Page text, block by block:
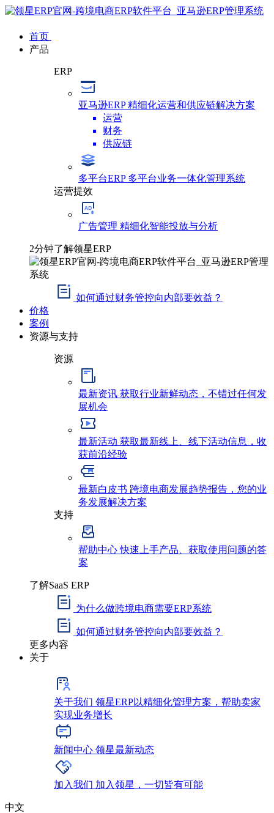
首页
产品
ERP
亚马逊ERP精细化运营和供应链解决方案
运营
财务
供应链
多平台ERP 多平台业务一体化管理系统
运营提效
广告管理 精细化智能投放与分析
2分钟了解领星ERP
如何通过财务管控向内部要效益？
价格
案例
资源与支持
资源
最新资讯 获取行业新鲜动态，不错过任何发
展机会
最新活动 获取最新线上、线下活动信息，收
获前沿经验
最新白皮书 跨境电商发展趋势报告，您的业
务发展解决方案
支持
帮助中心快速上手产品、获取使用问题的答
案
了解SaaS ERP
为什么做跨境电商需要ERP系统
如何通过财务管控向内部要效益？
更多内容
关于
关于我们 领星ERP以精细化管理方案，帮助卖家
实现业务增长
新闻中心 领星最新动态
加入我们 加入领星，一切皆有可能
中文